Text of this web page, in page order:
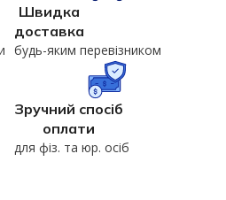
Швидка
доставка
будь-яким перевізником
Зручний спосіб
оплати
для фіз. та юр. осіб